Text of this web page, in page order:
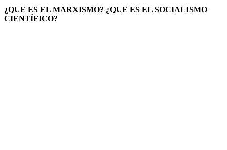
¿QUE ES EL MARXISMO? ¿QUE ES EL SOCIALISMO
CIENTÍFICO?